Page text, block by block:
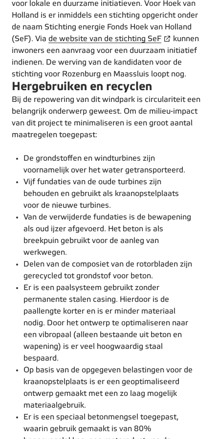
voor lokale en duurzame initiatieven. Voor Hoek van
Holland is er inmiddels een stichting opgericht onder
de naam Stichting energie Fonds Hoek van Holland
(SeF). Via de website van de stichting SeF
kunnen
inwoners een aanvraag voor een duurzaam initiatief
indienen. De werving van de kandidaten voor de
stichting voor Rozenburg en Maassluis loopt nog.
Hergebruiken en recyclen
Bij de repowering van dit windpark is circulariteit een
belangrijk onderwerp geweest. Om de milieu-impact
van dit project te minimaliseren is een groot aantal
maatregelen toegepast:
De grondstoffen en windturbines zijn
voornamelijk over het water getransporteerd.
Vijf fundaties van de oude turbines zijn
behouden en gebruikt als kraanopstelplaats
voor de nieuwe turbines.
Van de verwijderde fundaties is de bewapening
als oud ijzer afgevoerd. Het beton is als
breekpuin gebruikt voor de aanleg van
werkwegen.
Delen van de composiet van de rotorbladen zijn
gerecycled tot grondstof voor beton.
Er is een paalsysteem gebruikt zonder
permanente stalen casing. Hierdoor is de
paallengte korter en is er minder materiaal
nodig. Door het ontwerp te optimaliseren naar
een vibropaal (alleen bestaande uit beton en
wapening) is er veel hoogwaardig staal
bespaard.
Op basis van de opgegeven belastingen voor de
kraanopstelplaats is er een geoptimaliseerd
ontwerp gemaakt met een zo laag mogelijk
materiaalgebruik.
Er is een speciaal betonmengsel toegepast,
waarin gebruik gemaakt is van 80%